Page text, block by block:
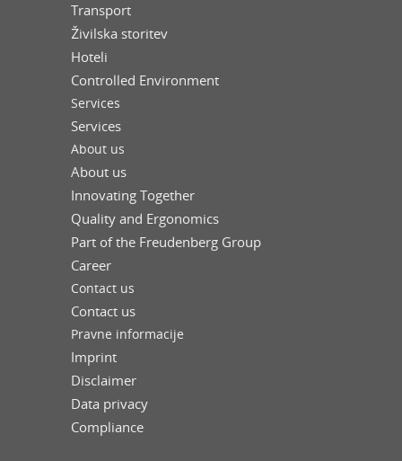
Transport
Živilska storitev
Hoteli
Controlled Environment
Services
Services
About us
About us
Innovating Together
Quality and Ergonomics
Part of the Freudenberg Group
Career
Contact us
Contact us
Pravne informacije
Imprint
Disclaimer
Data privacy
Compliance